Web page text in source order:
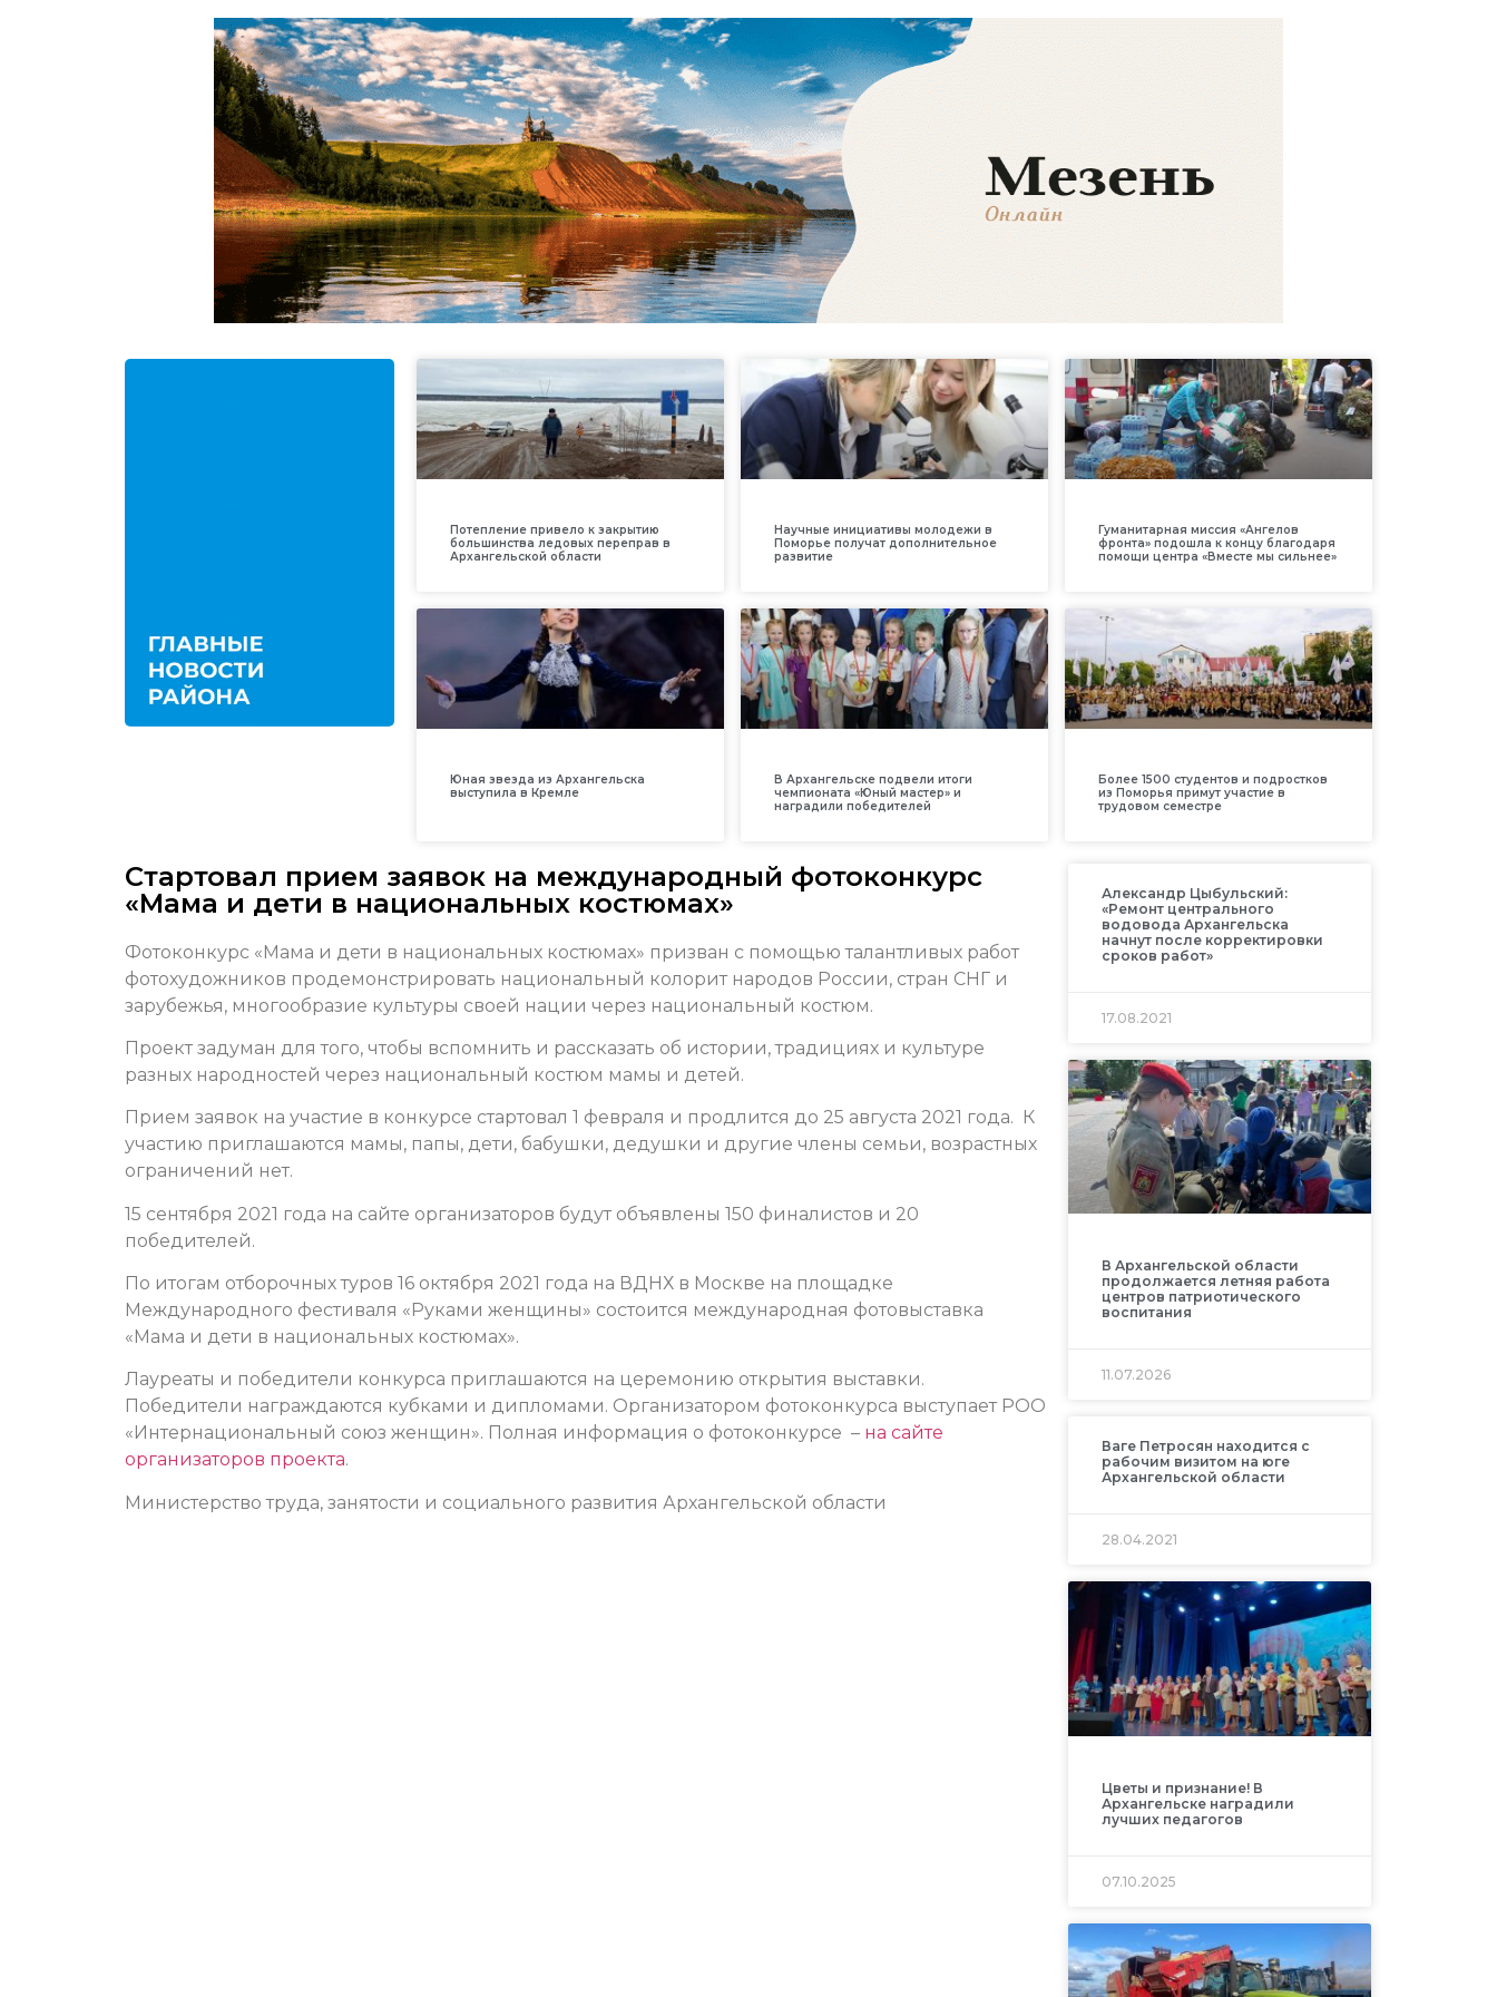
Потепление привело к закрытию
большинства ледовых переправ в
Архангельской области
Научные инициативы молодежи в
Поморье получат дополнительное
развитие
Гуманитарная миссия «Ангелов
фронта» подошла к концу благодаря
помощи центра «Вместе мы сильнее»
Юная звезда из Архангельска
выступила в Кремле
В Архангельске подвели итоги
чемпионата «Юный мастер» и
наградили победителей
Более 1500 студентов и подростков
из Поморья примут участие в
трудовом семестре
Стартовал прием заявок на международный фотоконкурс
«Мама и дети в национальных костюмах»
Фотоконкурс «Мама и дети в национальных костюмах» призван с помощью талантливых работ
фотохудожников продемонстрировать национальный колорит народов России, стран СНГ и
зарубежья, многообразие культуры своей нации через национальный костюм.
Проект задуман для того, чтобы вспомнить и рассказать об истории, традициях и культуре
разных народностей через национальный костюм мамы и детей.
Прием заявок на участие в конкурсе стартовал 1 февраля и продлится до 25 августа 2021 года.
К
участию приглашаются мамы, папы, дети, бабушки, дедушки и другие члены семьи, возрастных
ограничений нет.
15 сентября 2021 года на сайте организаторов будут объявлены 150 финалистов и 20
победителей.
По итогам отборочных туров 16 октября 2021 года на ВДНХ в Москве на площадке
Международного фестиваля «Руками женщины» состоится международная фотовыставка
«Мама и дети в национальных костюмах».
Лауреаты и победители конкурса приглашаются на церемонию открытия выставки.
Победители награждаются кубками и дипломами. Организатором фотоконкурса выступает РОО
«Интернациональный союз женщин». Полная информация о фотоконкурсе – на сайте
организаторов проекта.
Министерство труда, занятости и социального развития Архангельской области
Александр Цыбульский:
«Ремонт центрального
водовода Архангельска
начнут после корректировки
сроков работ»
17.08.2021
В Архангельской области
продолжается летняя работа
центров патриотического
воспитания
11.07.2026
Ваге Петросян находится с
рабочим визитом на юге
Архангельской области
28.04.2021
Цветы и признание! В
Архангельске наградили
лучших педагогов
07.10.2025